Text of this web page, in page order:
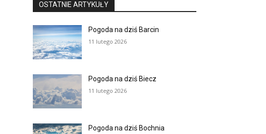
OSTATNIE ARTYKUŁY
Pogoda na dziś Barcin
11 lutego 2026
Pogoda na dziś Biecz
11 lutego 2026
Pogoda na dziś Bochnia